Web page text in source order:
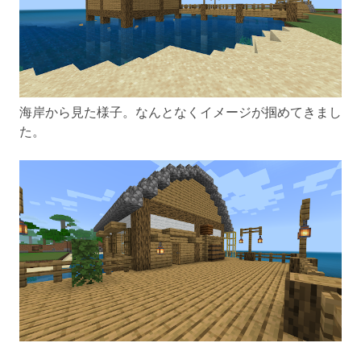
海岸から見た様子。なんとなくイメージが掴めてきまし
た。